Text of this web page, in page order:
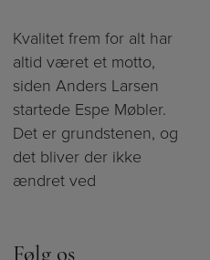
Kvalitet frem for alt har
altid været et motto,
siden Anders Larsen
startede Espe Møbler.
Det er grundstenen, og
det bliver der ikke
ændret ved
Følg os